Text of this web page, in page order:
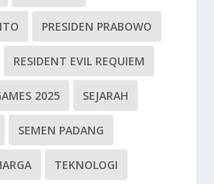
PRESIDEN PRABOWO
RESIDENT EVIL REQUIEM
2025 SEJARAH
SEMEN PADANG
TEKNOLOGI